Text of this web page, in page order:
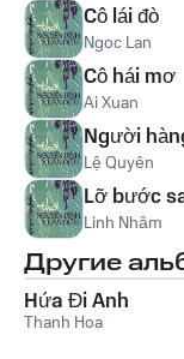
Cô lái đò
Ngoc Lan
Cô hái mơ
Ai Xuan
Người
Lệ Quyên
Lỡ bước
Linh Nhâm
Другие
Hứa Đi Anh
Thanh Hoa